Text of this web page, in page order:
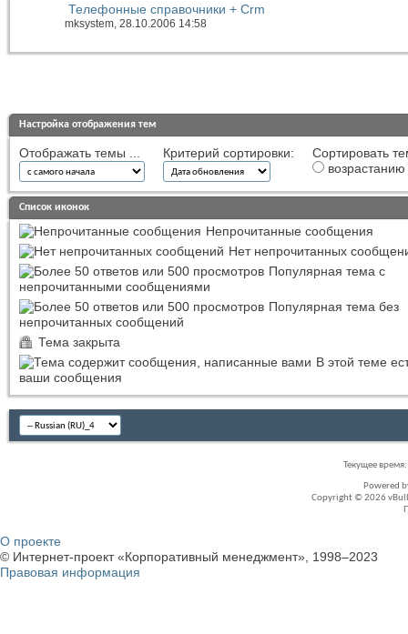
Телефонные справочники + Crm
mksystem, 28.10.2006 14:58
Настройка отображения тем
Отображать темы ... Критерий сортировки:
Сортировать
возрастанию
Список иконок
Непрочитанные сообщения
Нет непрочитанных
Популярная тема с
непрочитанными сообщениями
Популярная тема без
непрочитанных сообщений
Тема закрыта
В этой теме
ваши сообщения
Текущее время:
Powered
Copyright © 2026
О проекте
© Интернет-проект «Корпоративный менеджмент», 1998–2023
Правовая информация